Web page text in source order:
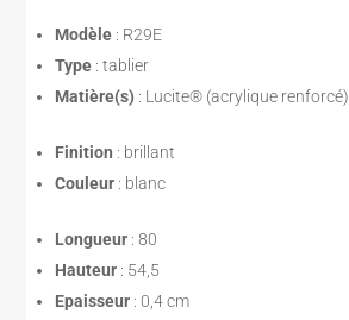
Modèle : R29E
Type : tablier
Matière(s) : Lucite® (acrylique renforcé)
Finition : brillant
Couleur : blanc
Longueur : 80
Hauteur : 54,5
Epaisseur : 0,4 cm